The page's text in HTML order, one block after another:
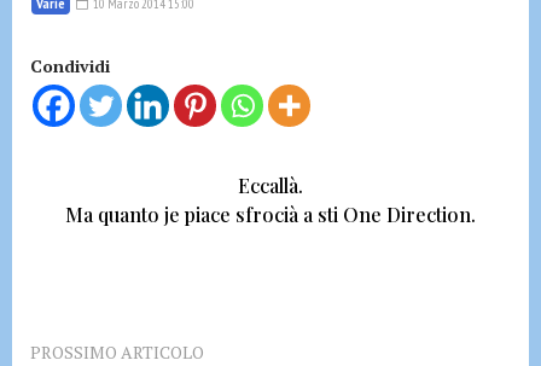
a
i
g
a
10 Marzo 2014 15:00
Condividi
Eccallà.
Ma quanto je piace sfrocià a sti One Direction.
PROSSIMO ARTICOLO